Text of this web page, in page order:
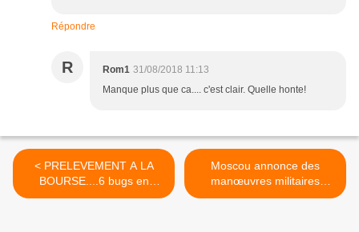
Répondre
R Rom1 31/08/2018 11:13
Manque plus que ca.... c'est clair. Quelle honte!
< PRELEVEMENT A LA
BOURSE....6 bugs en
attente
Moscou annonce des
manœuvres militaires
d’envergure en